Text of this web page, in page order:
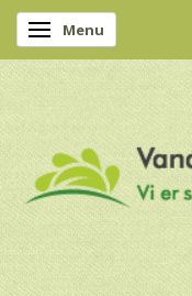
Skifte navigation
Menu